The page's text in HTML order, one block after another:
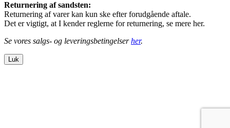
Returnering af sandsten:
Returnering af varer kan kun ske efter forudgående aftale.
Det er vigtigt, at I kender reglerne for returnering, se mere her.
Se vores salgs- og leveringsbetingelserher.
Luk